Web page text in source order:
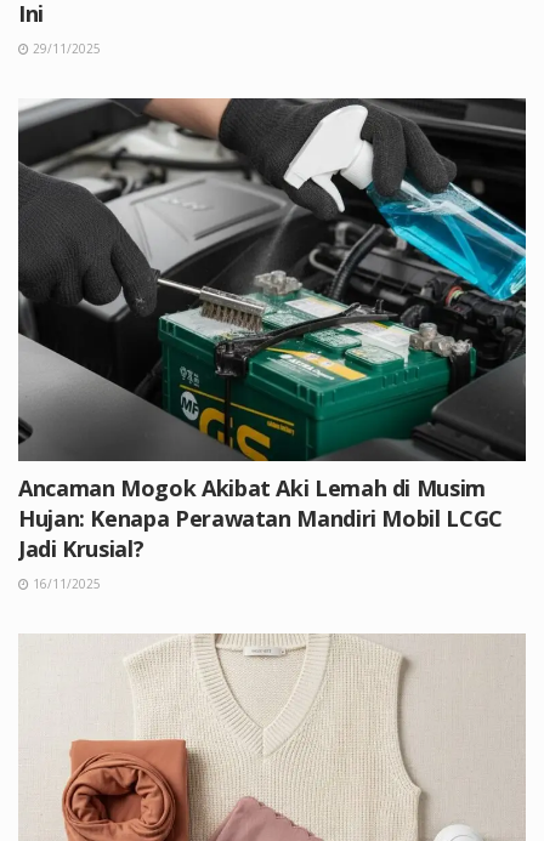
Ini
29/11/2025
Ancaman Mogok Akibat Aki Lemah di Musim
Hujan: Kenapa Perawatan Mandiri Mobil LCGC
Jadi Krusial?
16/11/2025